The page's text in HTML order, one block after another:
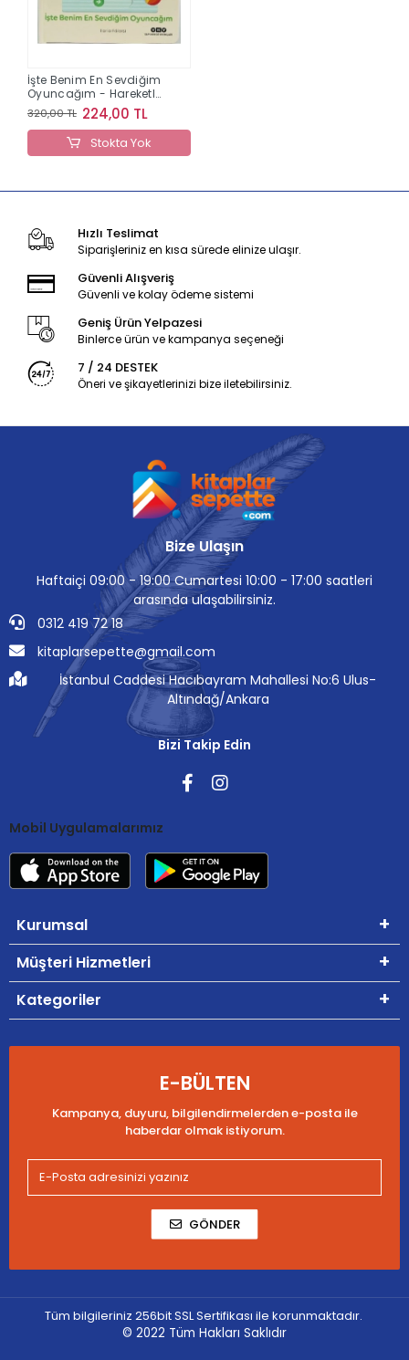
İşte Benim En Sevdiğim
Oyuncağım - Hareketli
Büyüyorum Serisi 4
320,00 TL 224,00 TL
Stokta Yok
Hızlı Teslimat
Siparişleriniz en kısa sürede elinize ulaşır.
Güvenli Alışveriş
Güvenli ve kolay ödeme sistemi
Geniş Ürün Yelpazesi
Binlerce ürün ve kampanya seçeneği
7 / 24 DESTEK
Öneri ve şikayetlerinizi bize iletebilirsiniz.
Bize Ulaşın
Haftaiçi 09:00 - 19:00 Cumartesi 10:00 - 17:00 saatleri
arasında ulaşabilirsiniz.
0312 419 72 18
kitaplarsepette@gmail.com
İstanbul Caddesi Hacıbayram Mahallesi No:6 Ulus-
Altındağ/Ankara
Bizi Takip Edin
Mobil Uygulamalarımız
Kurumsal
Müşteri Hizmetleri
Kategoriler
E-BÜLTEN
Kampanya, duyuru, bilgilendirmelerden e-posta ile
haberdar olmak istiyorum.
GÖNDER
Tüm bilgileriniz 256bit SSL Sertifikası ile korunmaktadır.
© 2022 Tüm Hakları Saklıdır